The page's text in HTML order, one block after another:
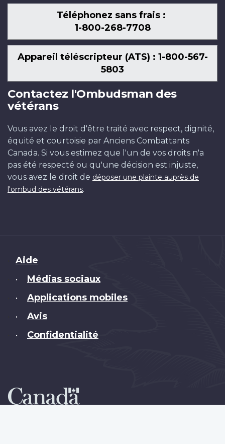
Téléphonez sans frais :
1-800-268-7708
Appareil téléscripteur (ATS) : 1-800-567-
5803
Contactez l'Ombudsman des
vétérans
Vous avez le droit d'être traité avec respect, dignité,
équité et courtoisie par Anciens Combattants
Canada. Si vous estimez que l'un de vos droits n'a
pas été respecté ou qu'une décision est injuste,
vous avez le droit de déposer une plainte auprès de
l'ombud des vétérans.
Brand
Aide
• Médias sociaux
• Applications mobiles
• Avis
• Confidentialité